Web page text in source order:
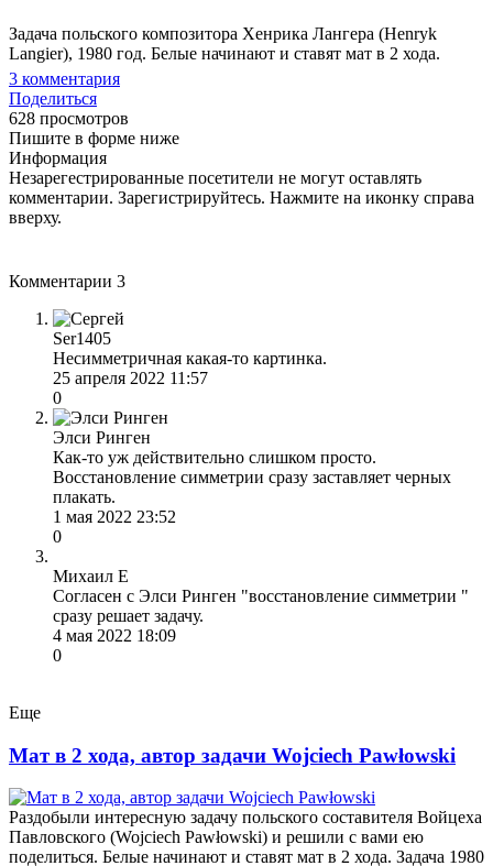
Задача польского композитора Хенрика Лангера (Henryk
Langier), 1980 год. Белые начинают и ставят мат в 2 хода.
3 комментария
Поделиться
628 просмотров
Пишите в форме ниже
Информация
Незарегестрированные посетители не могут оставлять
комментарии. Зарегистрируйтесь. Нажмите на иконку справа
вверху.
Комментарии 3
Ser1405
Несимметричная какая-то картинка.
25 апреля 2022 11:57
0
Элси Ринген
Как-то уж действительно слишком просто.
Восстановление симметрии сразу заставляет черных
плакать.
1 мая 2022 23:52
0
Михаил Е
Согласен с Элси Ринген "восстановление симметрии "
сразу решает задачу.
4 мая 2022 18:09
0
Еще
Мат в 2 хода, автор задачи Wojciech Pawłowski
Раздобыли интересную задачу польского составителя Войцеха
Павловского (Wojciech Pawłowski) и решили с вами ею
поделиться. Белые начинают и ставят мат в 2 хода. Задача 1980